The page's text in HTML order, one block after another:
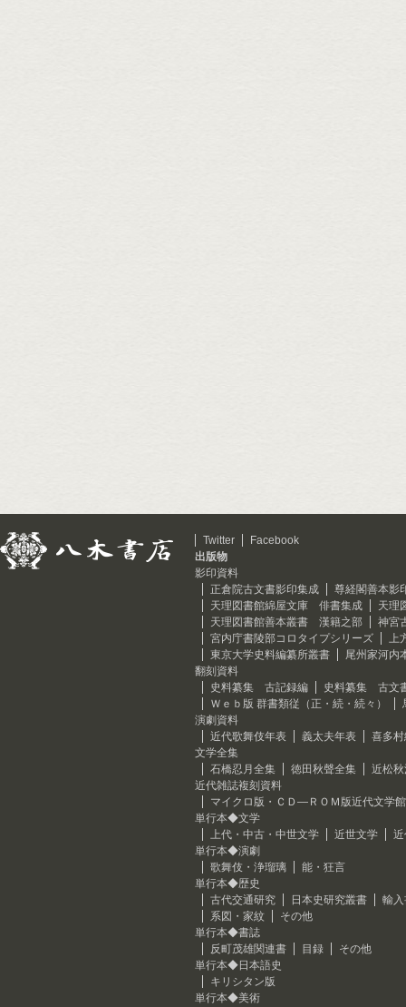
Twitter
Facebook
出版物
影印資料
正倉院古文書影印集成
尊経閣善本影
天理図書館綿屋文庫 俳書集成
天理
天理図書館善本叢書 漢籍之部
神宮
宮内庁書陵部コロタイプシリーズ
上
東京大学史料編纂所叢書
尾州家河内
翻刻資料
史料纂集 古記録編
史料纂集 古文
Ｗｅｂ版 群書類従（正・続・続々）
演劇資料
近代歌舞伎年表
義太夫年表
喜多
文学全集
石橋忍月全集
徳田秋聲全集
近松
近代雑誌複刻資料
マイクロ版・ＣＤ―ＲＯＭ版近代文学館
単行本◆文学
上代・中古・中世文学
近世文学
単行本◆演劇
歌舞伎・浄瑠璃
能・狂言
単行本◆歴史
古代交通研究
日本史研究叢書
輸
系図・家紋
その他
単行本◆書誌
反町茂雄関連書
目録
その他
単行本◆日本語史
キリシタン版
単行本◆美術